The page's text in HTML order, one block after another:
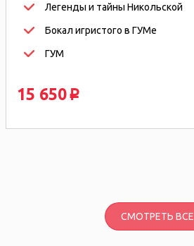
Легенды и тайны Никольской
Бокал игристого в ГУМе
ГУМ
15 650 p
СМОТРЕТЬ ВСЕ